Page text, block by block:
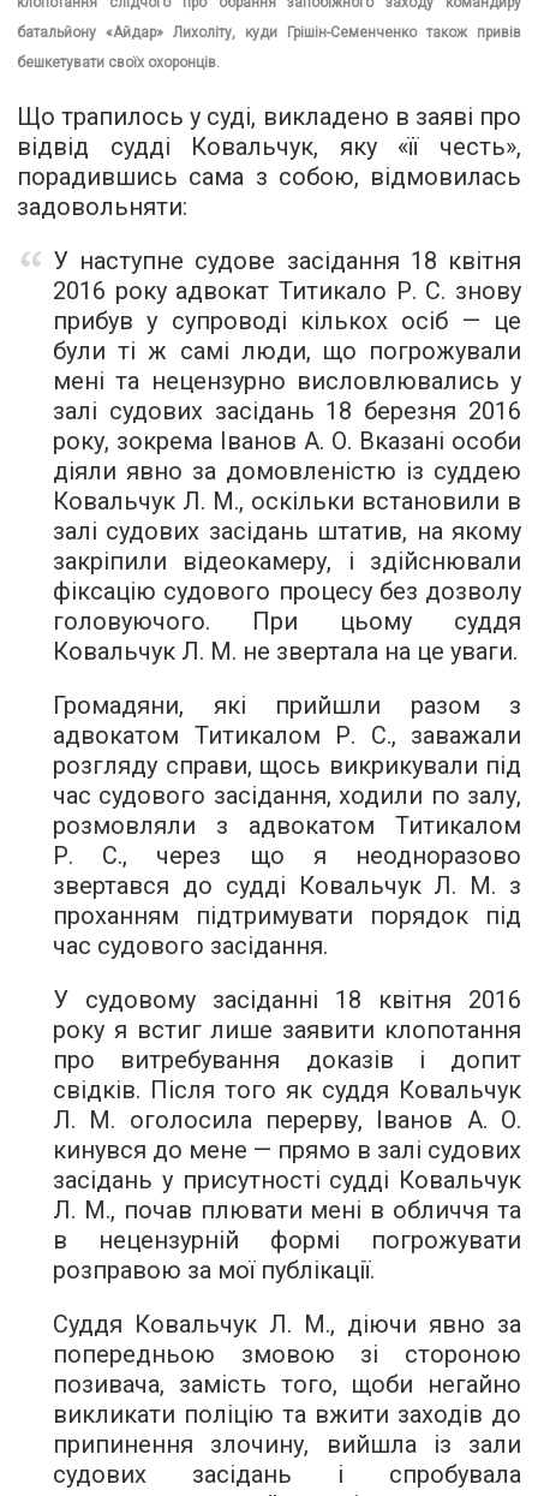
батальйону «Айдар» Лихоліту, куди Грішін-Семенченко також привів
бешкетувати своїх охоронців.
Що трапилось у суді, викладено в заяві про
відвід судді Ковальчук, яку «її честь»,
порадившись сама з собою, відмовилась
задовольняти:
У наступне судове засідання 18 квітня
2016 року адвокат Титикало Р. С. знову
прибув у супроводі кількох осіб — це
були ті ж самі люди, що погрожували
мені та нецензурно висловлювались у
залі судових засідань 18 березня 2016
року, зокрема Іванов А. О. Вказані особи
діяли явно за домовленістю із суддею
Ковальчук Л. М., оскільки встановили в
залі судових засідань штатив, на якому
закріпили відеокамеру, і здійснювали
фіксацію судового процесу без дозволу
головуючого. При цьому суддя
Ковальчук Л. М. не звертала на це уваги.
Громадяни, які прийшли разом з
адвокатом Титикалом Р. С., заважали
розгляду справи, щось викрикували під
час судового засідання, ходили по залу,
розмовляли з адвокатом Титикалом
Р. С., через що я неодноразово
звертався до судді Ковальчук Л. М. з
проханням підтримувати порядок під
час судового засідання.
У судовому засіданні 18 квітня 2016
року я встиг лише заявити клопотання
про витребування доказів і допит
свідків. Після того як суддя Ковальчук
Л. М. оголосила перерву, Іванов А. О.
кинувся до мене — прямо в залі судових
засідань у присутності судді Ковальчук
Л. М., почав плювати мені в обличчя та
в нецензурній формі погрожувати
розправою за мої публікації.
Суддя Ковальчук Л. М., діючи явно за
попередньою змовою зі стороною
позивача, замість того, щоби негайно
викликати поліцію та вжити заходів до
припинення злочину, вийшла із зали
судових засідань і спробувала